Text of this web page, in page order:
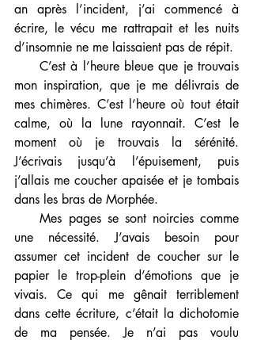
an après l’incident, j’ai commencé à
écrire, le vécu me rattrapait et les nuits
d’insomnie ne me laissaient pas de répit.
mon inspiration, que je me délivrais de
mes chimères. C’est l’heure où tout était
calme, où la lune rayonnait. C’est le
moment où je trouvais la sérénité.
J’écrivais jusqu’à l’épuisement, puis
j’allais me coucher apaisée et je tombais
dans les bras de Morphée.
    Mes pages se sont noircies comme
une nécessité. J’avais besoin pour
assumer cet incident de coucher sur le
papier le trop-plein d’émotions que je
vivais. Ce qui me gênait terriblement
dans cette écriture, c’était la dichotomie
de ma pensée. Je n’ai pas voulu